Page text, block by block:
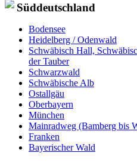
Süddeutschland
Bodensee
Heidelberg / Odenwald
Schwäbisch Hall,
der Tauber
Schwarzwald
Schwäbische Alb
Ostallgäu
Oberbayern
München
Mainradweg (Bamberg bis
Franken
Bayerischer Wald